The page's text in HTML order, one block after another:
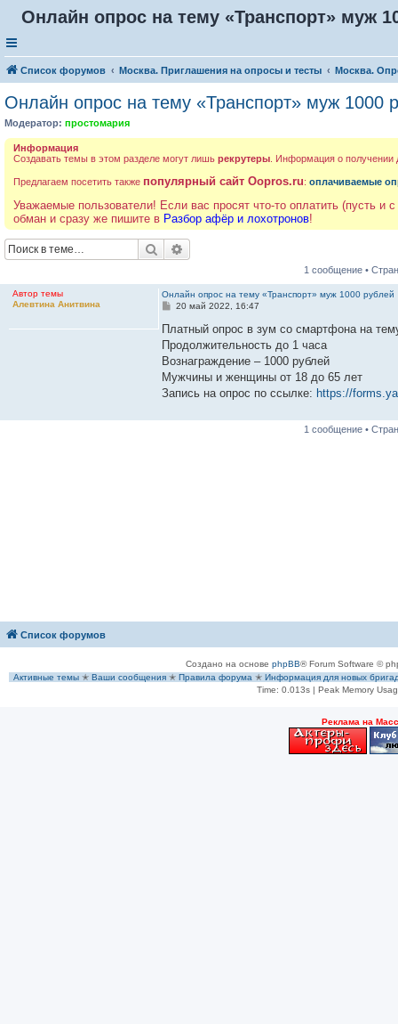
Онлайн опрос на тему «Транспорт» муж
Список форумов Москва. Приглашения на опросы и тесты Москва.
Онлайн опрос на тему «Транспорт» муж 1000
Модератор: простомария
Информация
Создавать темы в этом разделе могут лишь рекрутеры . Информация о получении
Предлагаем посетить также популярный сайт Oopros.ru: оплачиваемые
Уважаемые пользователи! Если вас просят что-то оплатить (пусть и
обман и сразу же пишите в Разбор афёр и лохотронов!
Поиск
1 сообщение •
Автор темы
Алевтина Анитвина
Онлайн опрос на тему «Транспорт» муж 1000 рублей
С
о
щ
е
и
е
20 май 2022, 16:47
Платный опрос в зум со смартфона на
Продолжительность до 1 часа
Вознаграждение – 1000 рублей
Мужчины и женщины от 18 до 65 лет
Запись на опрос по ссылке: https://
1 сообщение •
Список форумов
Создано на основе phpBB® Forum Software ©
Активные темы ✭ Ваши сообщения ✭ Правила форума ✭ Информация для новых
Time: 0.013s| Peak Memory
Рeклама на